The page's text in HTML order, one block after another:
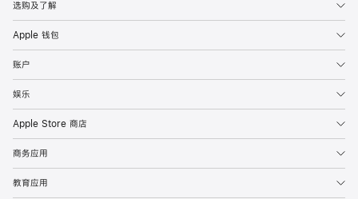
选购及了解
Apple 钱包
账户
娱乐
Apple Store 商店
商务应用
教育应用